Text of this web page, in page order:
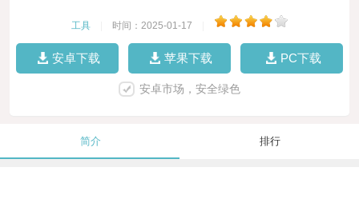
工具 时间：2025-01-17
安卓下载 苹果下载 PC下载
安卓市场，安全绿色
简介 排行